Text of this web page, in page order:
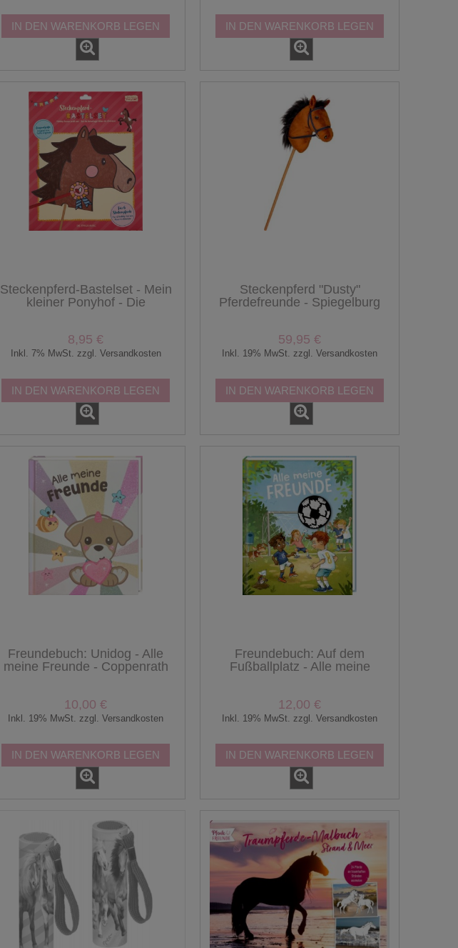
IN DEN WARENKORB LEGEN IN DEN WARENKORB LEGEN
Steckenpferd-Bastelset - Mein
kleiner Ponyhof - Die
8,95 €
Inkl. 7% MwSt. zzgl. Versandkosten
IN DEN WARENKORB LEGEN
Steckenpferd "Dusty"
Pferdefreunde - Spiegelburg
59,95 €
Inkl. 19% MwSt. zzgl. Versandkosten
IN DEN WARENKORB LEGEN
Freundebuch: Unidog - Alle
meine Freunde - Coppenrath
10,00 €
Inkl. 19% MwSt. zzgl. Versandkosten
IN DEN WARENKORB LEGEN
Freundebuch: Auf dem
Fußballplatz - Alle meine
12,00 €
Inkl. 19% MwSt. zzgl. Versandkosten
IN DEN WARENKORB LEGEN